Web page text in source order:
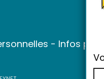
- Infos